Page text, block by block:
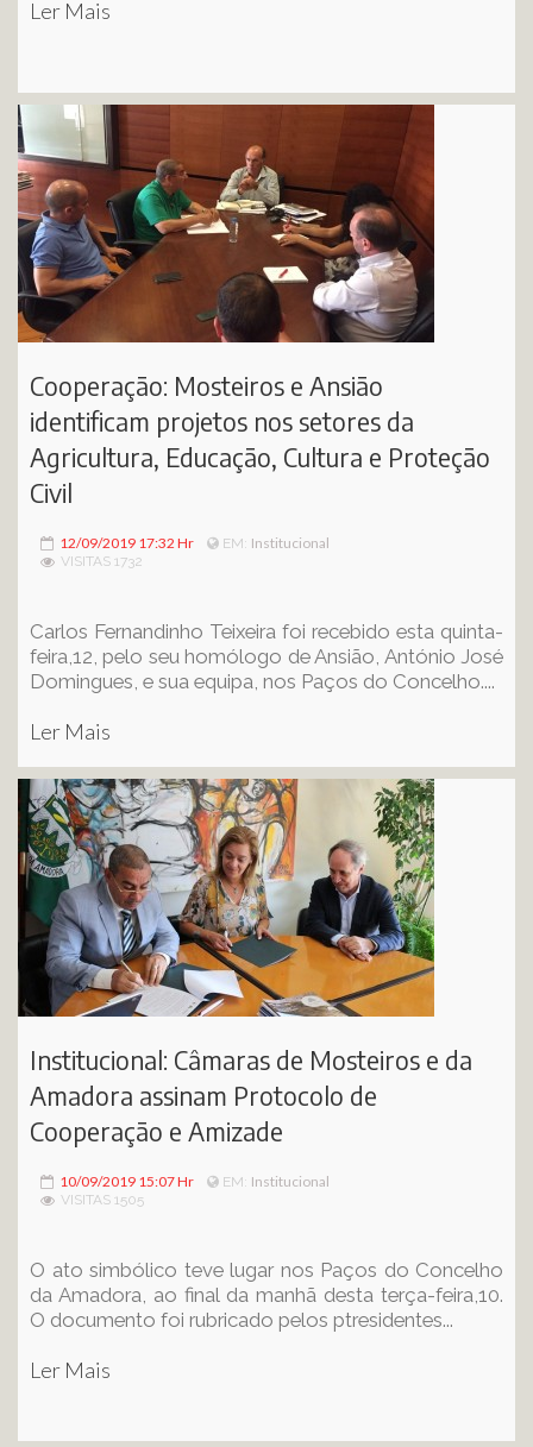
Ler Mais
Cooperação: Mosteiros e Ansião
identificam projetos nos setores da
Agricultura, Educação, Cultura e Proteção
Civil
12/09/2019 17:32 Hr EM: Institucional
VISITAS 1732
Carlos Fernandinho Teixeira foi recebido esta quinta-
feira,12, pelo seu homólogo de Ansião, António José
Domingues, e sua equipa, nos Paços do Concelho....
Ler Mais
Institucional: Câmaras de Mosteiros e da
Amadora assinam Protocolo de
Cooperação e Amizade
10/09/2019 15:07 Hr EM: Institucional
VISITAS 1505
O ato simbólico teve lugar nos Paços do Concelho
da Amadora, ao final da manhã desta terça-feira,10.
O documento foi rubricado pelos ptresidentes...
Ler Mais